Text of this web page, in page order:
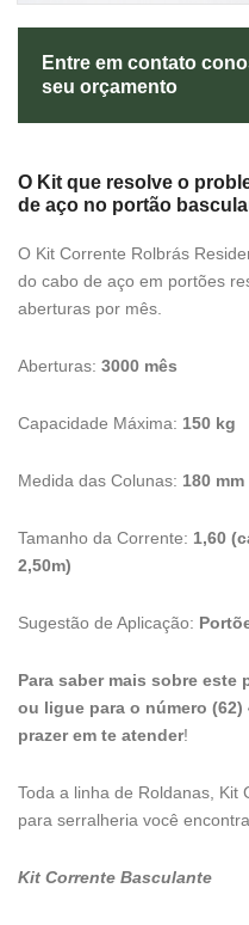
Entre em contato
seu orçamento
O Kit que resolve o
de aço no portão
O Kit Corrente Rolbrás
do cabo de aço em portões
aberturas por mês.
Aberturas: 3000 mês
Capacidade Máxima: 150 kg
Medida das Colunas: 180 mm
Tamanho da Corrente: 1,60
2,50m)
Sugestão de Aplicação:
Para saber mais sobre
ou ligue para o número (62)
prazer em te atender!
Toda a linha de Roldanas, Kit
para serralheria você
Kit Corrente Basculante